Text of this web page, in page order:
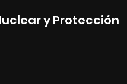
y Protección